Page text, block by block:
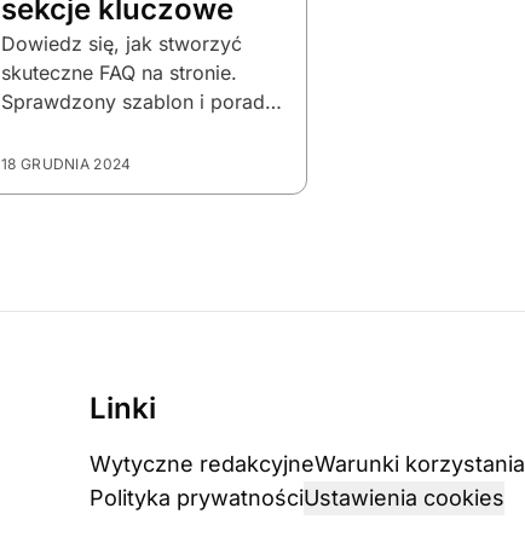
sekcje kluczowe
Dowiedz się, jak stworzyć
skuteczne FAQ na stronie.
Sprawdzony szablon i porady
pytania i zwiększyć
satysfakcję klientów.
18 GRUDNIA 2024
Linki
Wytyczne redakcyjneWarunki korzystania
Polityka prywatnościUstawienia cookies